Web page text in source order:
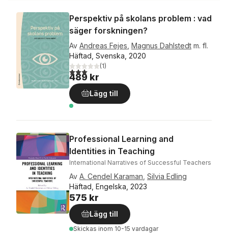
Perspektiv på skolans problem : vad
säger forskningen?
Av Andreas Fejes Magnus Dahlstedt m. fl.
Häftad, Svenska, 2020
3,0utav 5 stjärnor. Totalt antal röster:
(1)
489 kr
Lägg till
Professional Learning and
Identities in Teaching
International Narratives of Successful Teachers
Av A. Cendel Karaman Silvia Edling
Häftad, Engelska, 2023
575 kr
Lägg till
Skickas inom 10-15 vardagar